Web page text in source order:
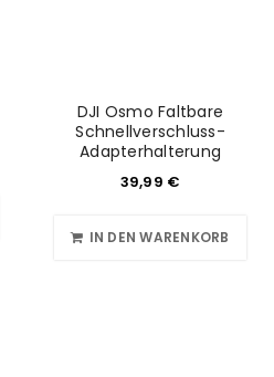
DJI Osmo Faltbare
Schnellverschluss-
Adapterhalterung
39,99 €
IN DEN WARENKORB